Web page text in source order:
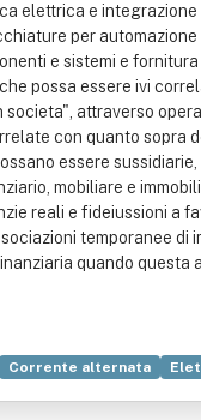
elettrica e
per
e sistemi e
possa essere ivi
attraverso
con quanto sopra
essere
mobiliare e
reali e fideiussioni a
temporanee
quando
Corrente alternata